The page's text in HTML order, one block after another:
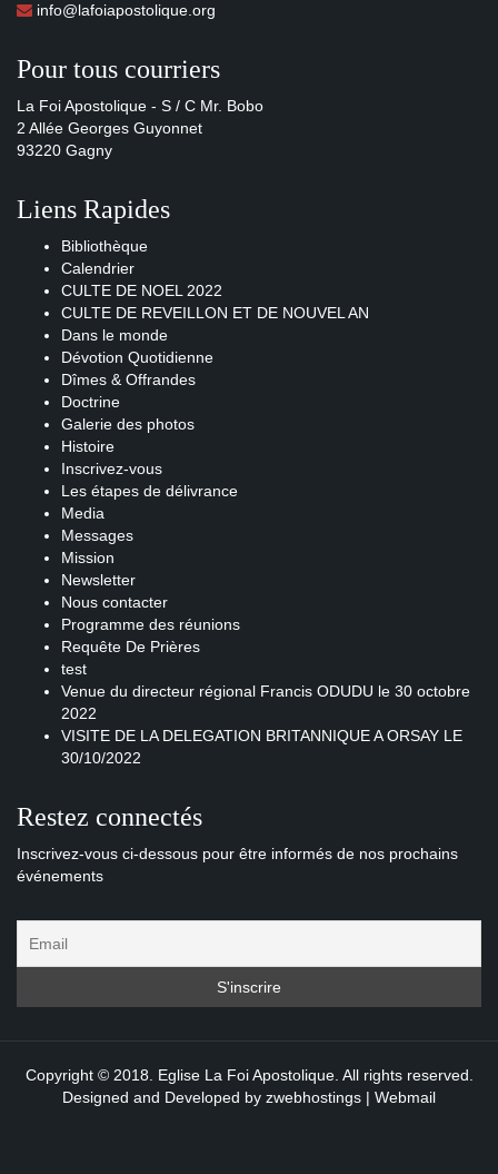
info@lafoiapostolique.org
Pour tous courriers
La Foi Apostolique - S / C Mr. Bobo
2 Allée Georges Guyonnet
93220 Gagny
Liens Rapides
Bibliothèque
Calendrier
CULTE DE NOEL 2022
CULTE DE REVEILLON ET DE NOUVEL AN
Dans le monde
Dévotion Quotidienne
Dîmes & Offrandes
Doctrine
Galerie des photos
Histoire
Inscrivez-vous
Les étapes de délivrance
Media
Messages
Mission
Newsletter
Nous contacter
Programme des réunions
Requête De Prières
test
Venue du directeur régional Francis ODUDU le 30 octobre
2022
VISITE DE LA DELEGATION BRITANNIQUE A ORSAY LE
30/10/2022
Restez connectés
Inscrivez-vous ci-dessous pour être informés de nos prochains
événements
Copyright © 2018. Eglise La Foi Apostolique. All rights reserved.
Designed and Developed by zwebhostings | Webmail